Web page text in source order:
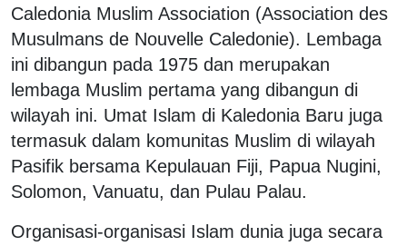
Caledonia Muslim Association (Association des
Musulmans de Nouvelle Caledonie). Lembaga
ini dibangun pada 1975 dan merupakan
lembaga Muslim pertama yang dibangun di
wilayah ini. Umat Islam di Kaledonia Baru juga
termasuk dalam komunitas Muslim di wilayah
Pasifik bersama Kepulauan Fiji, Papua Nugini,
Solomon, Vanuatu, dan Pulau Palau.
Organisasi-organisasi Islam dunia juga secara